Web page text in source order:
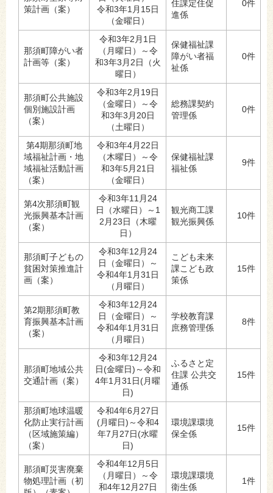
策計画（案）
令和3年1月15日
（金曜日）
住課定住促
進係
0件
那須町障がい者
計画等（案）
令和3年2月1日
（月曜日）～令
和3年3月2日（火
曜日）
保健福祉課
障がい者福
祉係
0件
那須町公共施設
個別施設計画
（案）
令和3年2月19日
（金曜日）～令
和3年3月20日
（土曜日）
総務課契約
管理係
0件
第4期那須町地
域福祉計画・地
域福祉活動計画
（案）
令和3年4月22日
（木曜日）～令
和3年5月21日
（金曜日）
保健福祉課
福祉係
9件
第4次那須町観
光振興基本計画
（案）
令和3年11月24
日（水曜日）～1
2月23日（木曜
日）
観光商工課
観光振興係
10件
那須町子どもの
貧困対策推進計
画（案）
令和3年12月24
日（金曜日）～
令和4年1月31日
（月曜日）
こども未来
課こども政
策係
15件
第2期那須町教
育振興基本計画
（案）
令和3年12月24
日（金曜日）～
令和4年1月31日
（月曜日）
学校教育課
庶務管理係
8件
那須町地域公共
交通計画（案）
令和3年12月24
日(金曜日)～令和
4年1月31日(月曜
日)
ふるさと定
住課 公共交
通係
15件
那須町地球温暖
化防止実行計画
（区域施策編）
（案）
令和4年6月27日
(月曜日)～令和4
年7月27日(水曜
日)
環境課環境
保全係
15件
那須町災害廃棄
物処理計画（初
令和4年12月5日
（月曜日）～令
和4年12月27日
環境課環境
衛生係
1件